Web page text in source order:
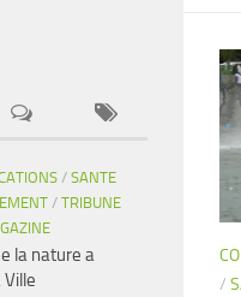
/
/ SANTE
/ TRIBUNE
la nature a